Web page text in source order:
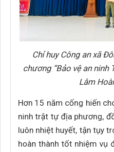
Chỉ huy Công an xã
chương “Bảo vệ an ninh
Lâm
Hơn 15 năm cống hiến
ninh trật tự địa phương,
luôn nhiệt huyết, tận tụy
hoàn thành tốt nhiệm vụ